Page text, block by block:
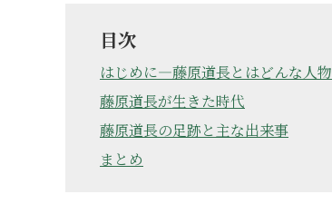
目次
はじめに―藤原道長とはどんな人
藤原道長が生きた時代
藤原道長の足跡と主な出来事
まとめ